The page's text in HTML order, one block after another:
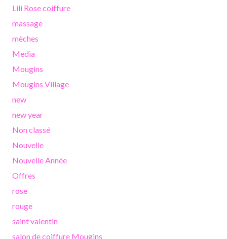
Lili Rose coiffure
massage
mèches
Media
Mougins
Mougins Village
new
new year
Non classé
Nouvelle
Nouvelle Année
Offres
rose
rouge
saint valentin
salon de coiffure Mougins